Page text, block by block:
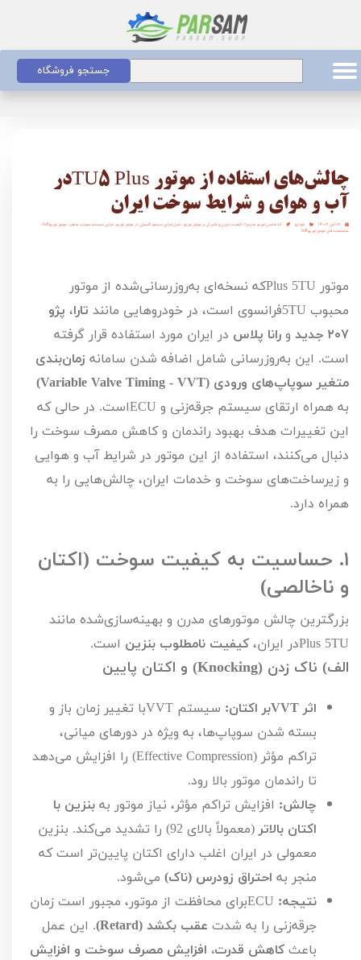
جستجو فروشگاه
چالش‌های استفاده از موتور TU5 Plusدر
آب و هوای و شرایط سوخت ایران
۱۴ آبان ۱۴۰۴ خودرو آیا ماشین توربو بخریم؟،کیفیت بنزین و تاثیر آن بر موتور توربو،دلیل خرابی سنسور اکسیژن در موتور توربو،خرابی سیستم سوپاپ متغیر ،موتور توربو tu5
،
مشخصات فنی موتور توربو tu5
موتور TU
5
Plusکه نسخه‌ای به‌روزرسانی‌شده از موتور
محبوب TU
5فرانسوی است، در خودروهایی مانند تارا، پژو
۲۰۷ جدید و رانا پلاس در ایران مورد استفاده قرار گرفته
است. این به‌روزرسانی شامل اضافه شدن سامانه زمان‌بندی
متغیر سوپاپ‌های ورودی (Variable Valve Timing - VVT
)
به همراه ارتقای سیستم جرقه‌زنی و ECUاست. در حالی که
این تغییرات هدف بهبود راندمان و کاهش مصرف سوخت را
دنبال می‌کنند، استفاده از این موتور در شرایط آب و هوایی
و زیرساخت‌های سوخت و خدمات ایران، چالش‌هایی را به
همراه دارد.
۱. حساسیت به کیفیت سوخت (اکتان
و ناخالصی)
بزرگترین چالش موتورهای مدرن و بهینه‌سازی‌شده مانند
TU
5
Plusدر ایران، کیفیت نامطلوب بنزین است.
الف) ناک زدن (Knocking) و اکتان پایین
اثر VVTبر اکتان: سیستم VVTبا تغییر زمان باز و
بسته شدن سوپاپ‌ها، به ویژه در دورهای میانی،
تراکم مؤثر (Effective Compression) را افزایش می‌دهد
تا راندمان موتور بالا رود.
چالش: افزایش تراکم مؤثر، نیاز موتور به بنزین با
اکتان بالاتر (معمولاً بالای 92) را تشدید می‌کند. بنزین
معمولی در ایران اغلب دارای اکتان پایین‌تر است که
منجر به احتراق زودرس (ناک) می‌شود.
نتیجه: ECUبرای محافظت از موتور، مجبور است زمان
جرقه‌زنی را به شدت عقب بکشد (Retard
). این عمل
باعث کاهش قدرت، افزایش مصرف سوخت و افزایش